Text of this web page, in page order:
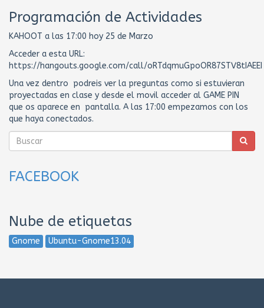
Programación de Actividades
KAHOOT a las 17:00 hoy 25 de Marzo
Acceder a esta URL:
https://hangouts.google.com/call/oRTdqmuGpoOR87STV8tIAEEI
Una vez dentro podreis ver la preguntas como si estuvieran
proyectadas en clase y desde el movil acceder al GAME PIN
que os aparece en pantalla. A las 17:00 empezamos con los
que haya conectados.
FACEBOOK
Nube de etiquetas
Gnome Ubuntu-Gnome13.04